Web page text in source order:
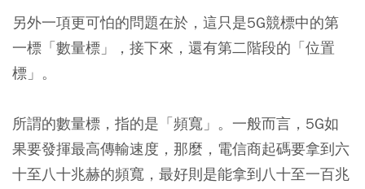
另外一項更可怕的問題在於，這只是5G競標中的第
一標「數量標」，接下來，還有第二階段的「位置
標」。
所謂的數量標，指的是「頻寬」。一般而言，5G如
果要發揮最高傳輸速度，那麼，電信商起碼要拿到六
十至八十兆赫的頻寬，最好則是能拿到八十至一百兆